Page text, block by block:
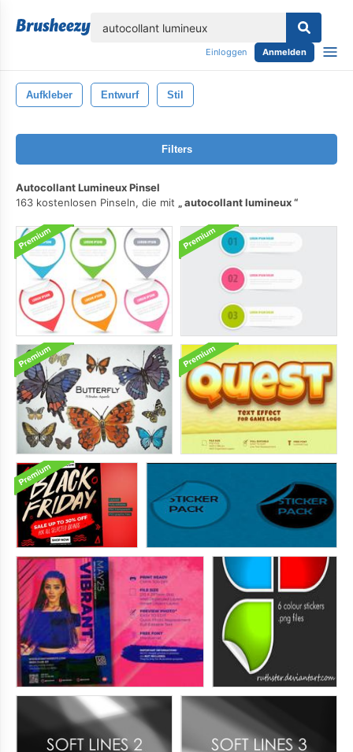
Einloggen Anmelden
Aufkleber Entwurf Stil
Filters
Autocollant Lumineux Pinsel
163 kostenlosen Pinseln, die mit
autocollant lumineux